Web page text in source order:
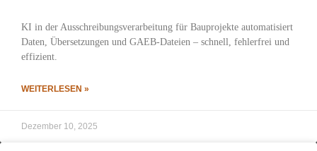
KI in der Ausschreibungsverarbeitung für Bauprojekte automatisiert
Daten, Übersetzungen und GAEB-Dateien – schnell, fehlerfrei und
effizient.
WEITERLESEN »
Dezember 10, 2025